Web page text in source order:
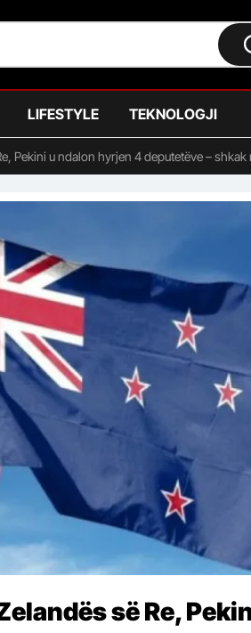
LIFESTYLE TEKNOLOGJI
Pekini u ndalon hyrjen 4 deputetëve – shkak
së Re,